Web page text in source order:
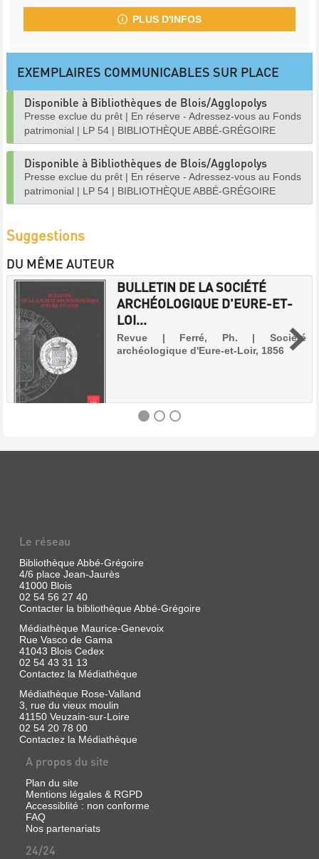
PLUS D'INFOS
EXEMPLAIRES COMMUNICABLES SUR PLACE
Disponible à Bibliothèques de Blois/Agglopolys
Presse exclue du prêt | En réserve - Adressez-vous au Fonds
patrimonial | LP 54 | BIBLIOTHÈQUE ABBÉ-GRÉGOIRE
Disponible à Bibliothèques de Blois/Agglopolys
Presse exclue du prêt | En réserve - Adressez-vous au Fonds
patrimonial | LP 54 | BIBLIOTHÈQUE ABBÉ-GRÉGOIRE
Suggestions
DU MÊME AUTEUR
BULLETIN DE LA SOCIÉTÉ
ARCHÉOLOGIQUE D'EURE-ET-
LOI...
Revue | Ferré, Ph. | Société
archéologique d'Eure-et-Loir, 1856
D'EURE-
ET-
LOI...
Revue
Ferré,
Ph.
Société
archéologique
et-
Loir,
1856
BOTANIQUE
STATISTIQUE
SCIENTIFIQUE
Livre
Le réseau
Bibliothèque Abbé-Grégoire
4/6 place Jean-Jaurès
41000 Blois
02 54 56 27 40
Contacter la bibliothèque Abbé-Grégoire
Médiathèque Maurice-Genevoix
Rue Vasco de Gama
41043 Blois Cedex
02 54 43 31 13
Contactez la Médiathèque
Médiathèque Rose-Valland
3, rue du vieux moulin
41150 Veuzain-sur-Loire
02 54 20 78 00
Contactez la Médiathèque
A propos du site
Plan du site
Mentions légales & RGPD
Accessiblité : non conforme
FAQ
Nos partenariats
24/24